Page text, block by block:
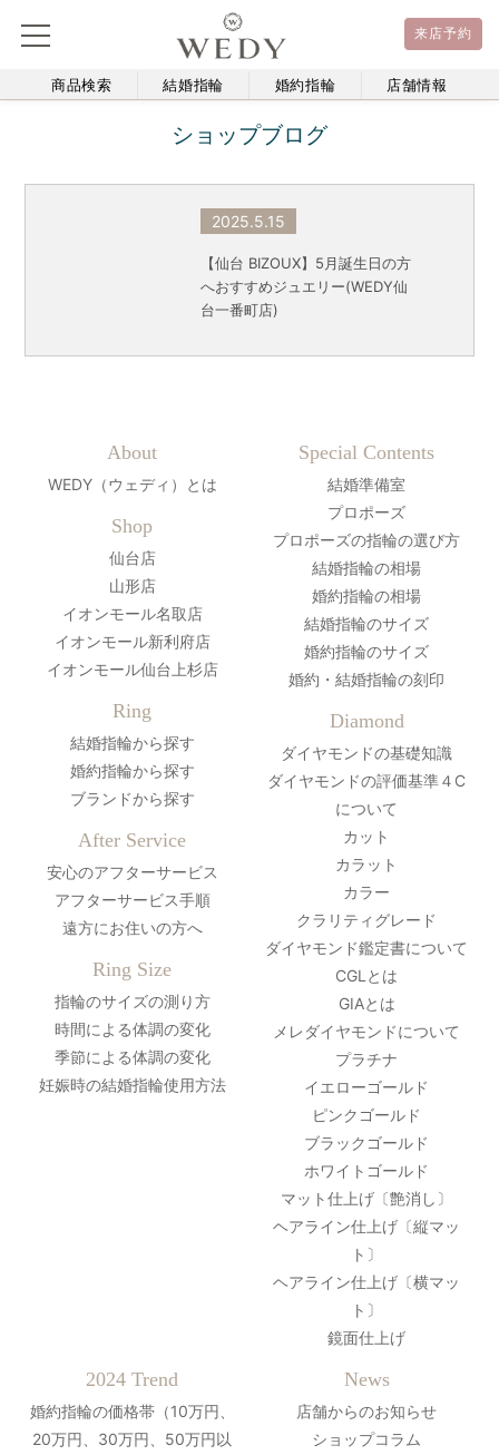
来店予約
商品検索 結婚指輪 婚約指輪 店舗情報
ショップブログ
2025.5.15
【仙台 BIZOUX】5月誕生日の方
へおすすめジュエリー(WEDY仙
台一番町店)
About
WEDY（ウェディ）とは
Shop
仙台店
山形店
イオンモール名取店
イオンモール新利府店
イオンモール仙台上杉店
Ring
結婚指輪から探す
婚約指輪から探す
ブランドから探す
After Service
安心のアフターサービス
アフターサービス手順
遠方にお住いの方へ
Ring Size
指輪のサイズの測り方
時間による体調の変化
季節による体調の変化
妊娠時の結婚指輪使用方法
Special Contents
結婚準備室
プロポーズ
プロポーズの指輪の選び方
結婚指輪の相場
婚約指輪の相場
結婚指輪のサイズ
婚約指輪のサイズ
婚約・結婚指輪の刻印
Diamond
ダイヤモンドの基礎知識
ダイヤモンドの評価基準４C
について
カット
カラット
カラー
クラリティグレード
ダイヤモンド鑑定書について
CGLとは
GIAとは
メレダイヤモンドについて
プラチナ
イエローゴールド
ピンクゴールド
ブラックゴールド
ホワイトゴールド
マット仕上げ〔艶消し〕
ヘアライン仕上げ〔縦マッ
ト〕
ヘアライン仕上げ〔横マッ
ト〕
鏡面仕上げ
2024 Trend
婚約指輪の価格帯（10万円、
20万円、30万円、50万円以
News
店舗からのお知らせ
ショップコラム